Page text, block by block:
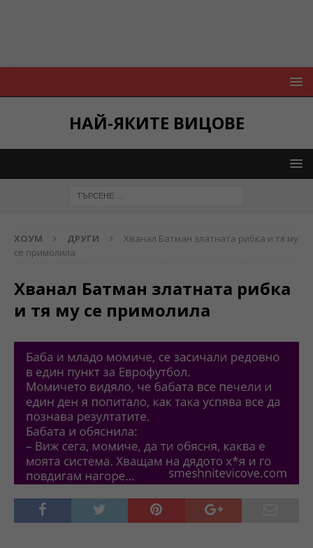
НАЙ-ЯКИТЕ ВИЦОВЕ
ХОУМ ДРУГИ
Хванал Батман златната рибка и тя му
се примолила
Хванал Батман златната рибка
и тя му се примолила